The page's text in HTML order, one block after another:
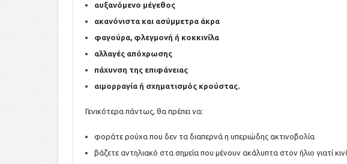
αυξανόμενο μέγεθος
ακανόνιστα και ασύμμετρα άκρα
φαγούρα, φλεγμονή ή κοκκινίλα
αλλαγές απόχρωσης
πάχυνση της επιφάνειας
αιμορραγία ή σχηματισμός κρούστας.
Γενικότερα πάντως, θα πρέπει να:
φοράτε ρούχα που δεν τα διαπερνά η υπεριώδης ακτινοβολία
βάζετε αντηλιακό στα σημεία που μένουν ακάλυπτα στον ήλιο γιατί